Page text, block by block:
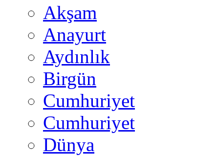
Akşam
Anayurt
Aydınlık
Birgün
Cumhuriyet
Cumhuriyet
Dünya